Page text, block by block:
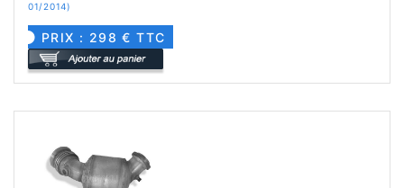
01/2014)
PRIX : 298 € TTC